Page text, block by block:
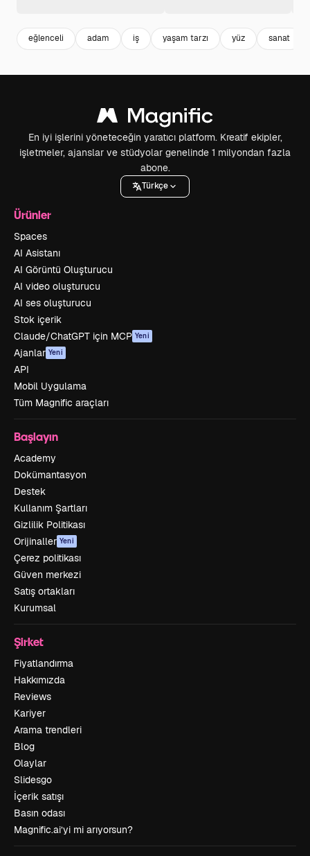
eğlenceli adam iş yaşam tarzı yüz sanat
En iyi işlerini yöneteceğin yaratıcı platform. Kreatif ekipler,
işletmeler, ajanslar ve stüdyolar genelinde 1 milyondan fazla
abone.
Türkçe
Ürünler
Spaces
AI Asistanı
AI Görüntü Oluşturucu
AI video oluşturucu
AI ses oluşturucu
Stok içerik
Claude/ChatGPT için MCP Yeni
Ajanlar Yeni
API
Mobil Uygulama
Tüm Magnific araçları
Başlayın
Academy
Dokümantasyon
Destek
Kullanım Şartları
Gizlilik Politikası
Orijinaller Yeni
Çerez politikası
Güven merkezi
Satış ortakları
Kurumsal
Şirket
Fiyatlandırma
Hakkımızda
Reviews
Kariyer
Arama trendleri
Blog
Olaylar
Slidesgo
İçerik satışı
Basın odası
Magnific.ai’yi mi arıyorsun?